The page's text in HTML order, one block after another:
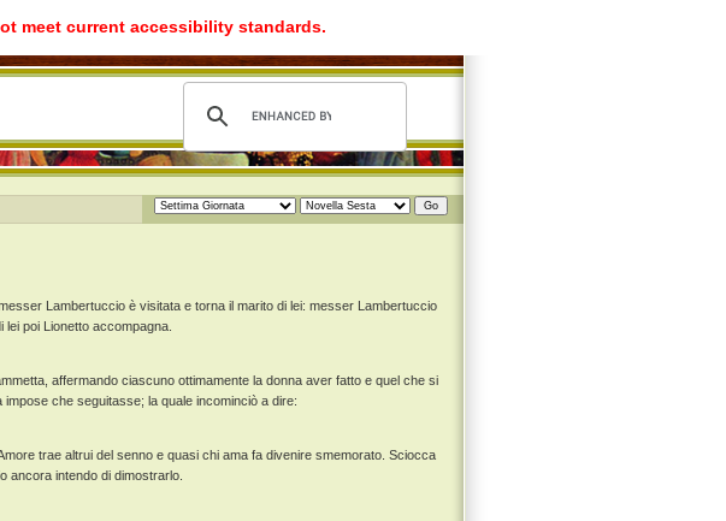
meet current accessibility standards.
Lambertuccio è visitata e torna il marito di lei: messer Lambertuccio
poi Lionetto accompagna.
affermando ciascuno ottimamente la donna aver fatto e quel che si
che seguitasse; la quale incominciò a dire:
trae altrui del senno e quasi chi ama fa divenire smemorato. Sciocca
ancora intendo di dimostrarlo.